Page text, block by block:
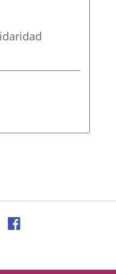
ENLACEENLACE
APLICACIÓN